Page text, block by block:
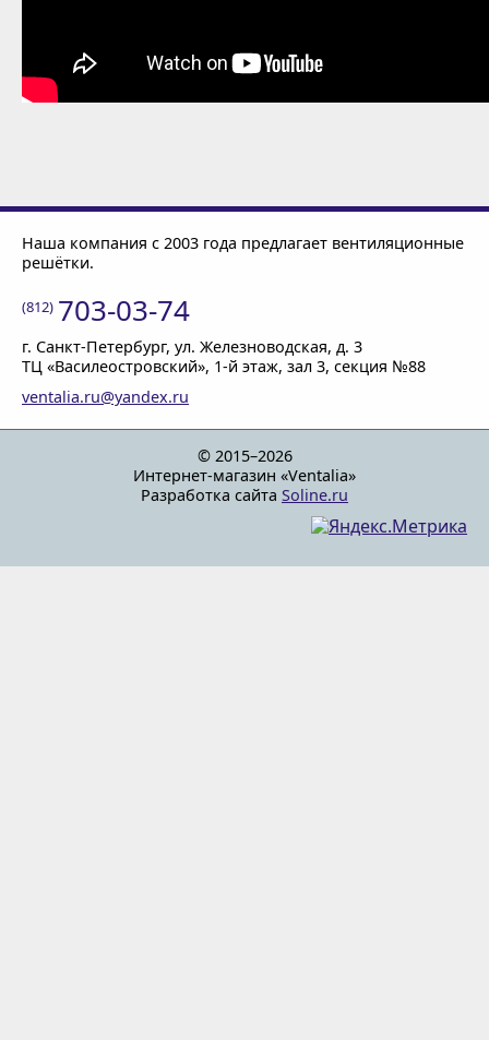
Наша компания с 2003 года предлагает вентиляционные
решётки.
(812) 703-03-74
г. Санкт-Петербург, ул. Железноводская, д. 3
ТЦ «Василеостровский», 1-й этаж, зал 3, секция №88
ventalia.ru@yandex.ru
© 2015–2026
Интернет-магазин «Ventalia»
Разработка сайта Soline.ru